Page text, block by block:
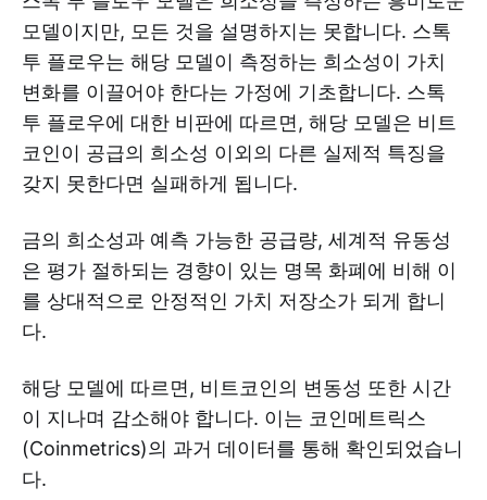
모델이지만, 모든 것을 설명하지는 못합니다. 스톡
투 플로우는 해당 모델이 측정하는 희소성이 가치
변화를 이끌어야 한다는 가정에 기초합니다. 스톡
투 플로우에 대한 비판에 따르면, 해당 모델은 비트
코인이 공급의 희소성 이외의 다른 실제적 특징을
갖지 못한다면 실패하게 됩니다.
금의 희소성과 예측 가능한 공급량, 세계적 유동성
은 평가 절하되는 경향이 있는 명목 화폐에 비해 이
를 상대적으로 안정적인 가치 저장소가 되게 합니
다.
해당 모델에 따르면, 비트코인의 변동성 또한 시간
이 지나며 감소해야 합니다. 이는 코인메트릭스
(Coinmetrics)의 과거 데이터를 통해 확인되었습니
다.